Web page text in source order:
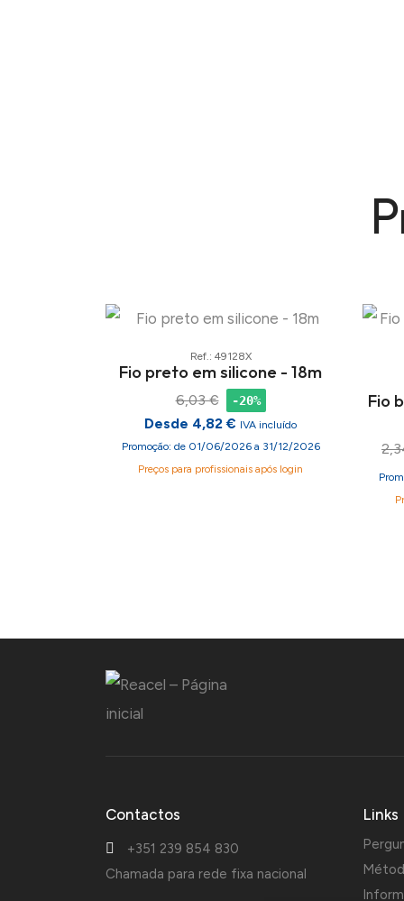
Ref.: 49128X
Fio preto em silicone - 18m
6,03 € -20%
Desde 4,82 € IVA incluído
Promoção: de 01/06/2026 a 31/12/2026
Preços para profissionais após login
Fio
Contactos
+351 239 854 830
Chamada para rede fixa nacional
Links